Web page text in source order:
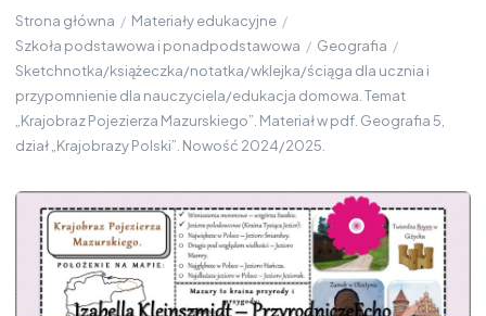
Strona główna / Materiały edukacyjne /
Szkoła podstawowa i ponadpodstawowa / Geografia /
Sketchnotka/książeczka/notatka/wklejka/ściąga dla ucznia i
przypomnienie dla nauczyciela/edukacja domowa. Temat
„Krajobraz Pojezierza Mazurskiego”. Materiał w pdf. Geografia 5,
dział „Krajobrazy Polski”. Nowość 2024/2025.